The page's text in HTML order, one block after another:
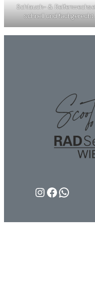
Schlauch- &
schnell und fachgerecht.
InstagramFacebook WhatsApp